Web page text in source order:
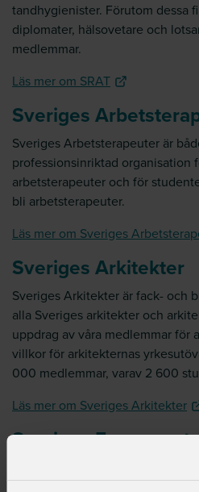
tandhygienister. Förutom dessa
diplomater, hälsovetare och
medlemmar.
Läs mer om SRAT
Sveriges
Sveriges Arbetsterapeuter är
professionsinriktad organisation
arbetsterapeuter och för
bli arbetsterapeuter.
Läs mer om Sveriges
Sveriges Arkitekter
Sveriges Arkitekter är fack- och
alla Sveriges arkitekter och
uppdrag av våra medlemmar för
villkor för arkitekternas
000 medlemmar, varav 2 600
Läs mer om Sveriges Arkitekter
Sveriges
receptarier. Samlingsnamnet för